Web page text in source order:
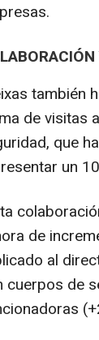
también
de visitas
que
un
de
al
cuerpos de